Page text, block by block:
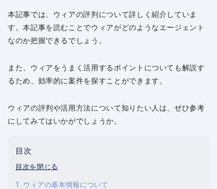
本記事では、ウィアの評判について詳しく紹介していま
す。本記事を読むことでウィアがどのようなエージェント
なのか把握できるでしょう。
また、ウィアをうまく活用するポイントについても解説す
るため、効率的に案件を探すことができます。
ウィアの評判や活用方法について知りたい人は、ぜひ参考
にしてみてはいかがでしょうか。
目次
目次を閉じる
ウィアの基本情報について